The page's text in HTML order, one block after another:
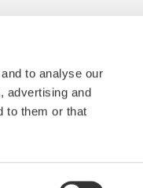
to analyse our
advertising and
to them or that